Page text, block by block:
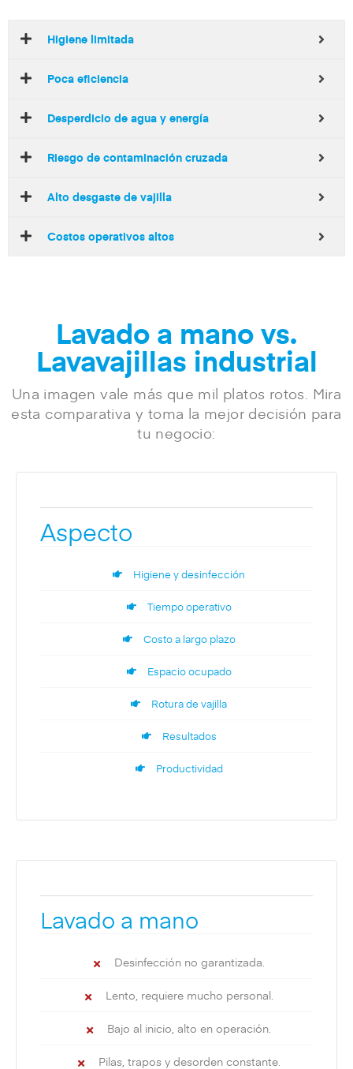
Higiene limitada
Poca eficiencia
Desperdicio de agua y energía
Riesgo de contaminación cruzada
Alto desgaste de vajilla
Costos operativos altos
Lavado a mano vs.
Lavavajillas industrial
Una imagen vale más que mil platos rotos. Mira
esta comparativa y toma la mejor decisión para
tu negocio:
Aspecto
Higiene y desinfección
Tiempo operativo
Costo a largo plazo
Espacio ocupado
Rotura de vajilla
Resultados
Productividad
Lavado a mano
Desinfección no garantizada.
Lento, requiere mucho personal.
Bajo al inicio, alto en operación.
Pilas, trapos y desorden constante.